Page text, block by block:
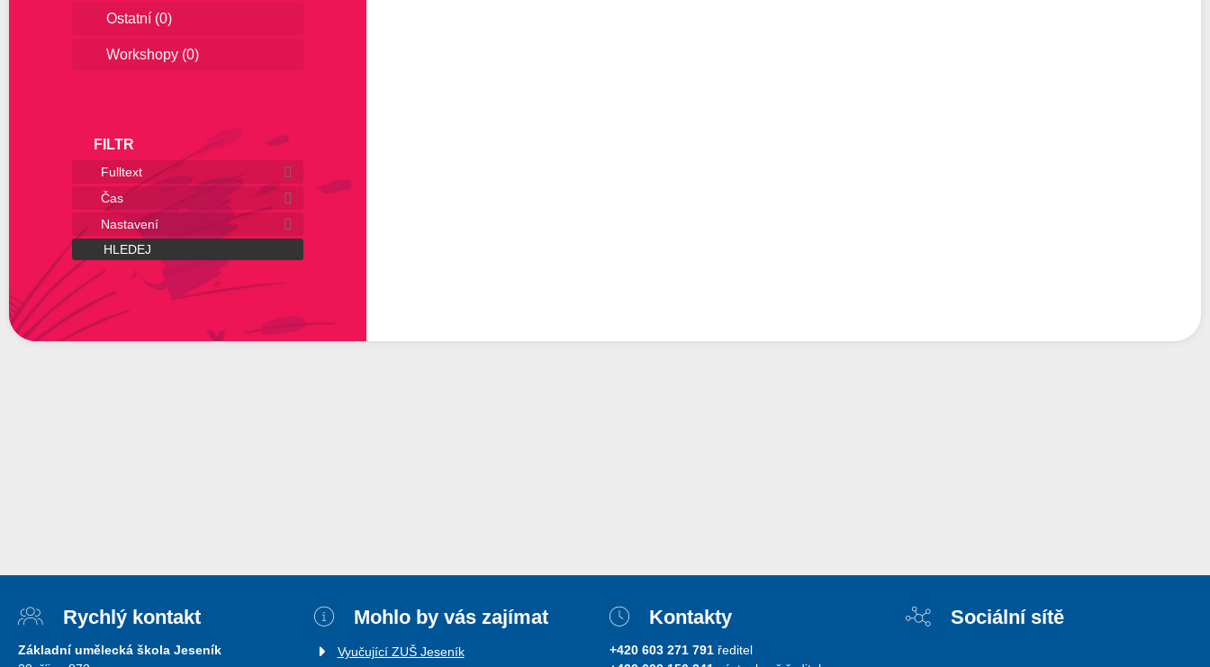
Ostatní (0)
Workshopy (0)
FILTR
Fulltext
Čas
Nastavení
HLEDEJ
Rychlý kontakt
Základní umělecká škola Jeseník
Mohlo by vás zajímat
Vyučující ZUŠ Jeseník
Kontakty
+420 603 271 791 ředitel
Sociální sítě